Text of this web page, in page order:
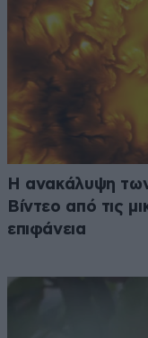
Η ανακάλυψη
Βίντεο από τις
επιφάνεια